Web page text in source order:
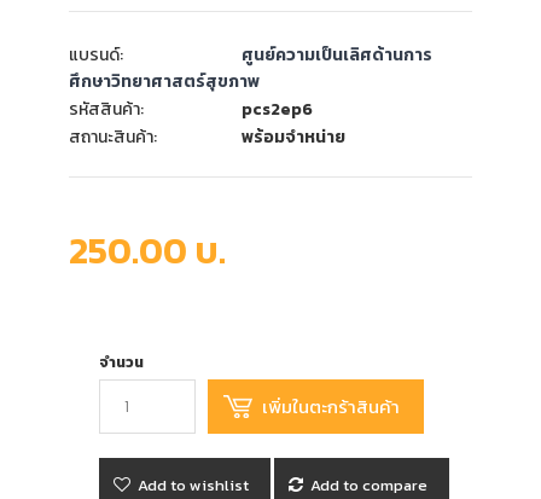
แบรนด์:
ศูนย์ความเป็นเลิศด้านการ
ศึกษาวิทยาศาสตร์สุขภาพ
รหัสสินค้า:
pcs2ep6
สถานะสินค้า:
พร้อมจำหน่าย
250.00 บ.
จำนวน
Add to wishlist Add to compare